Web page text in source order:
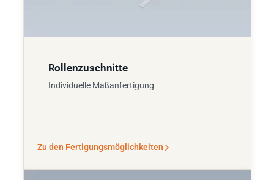
Rollenzuschnitte
Individuelle Maßanfertigung
Zu den Fertigungsmöglichkeiten